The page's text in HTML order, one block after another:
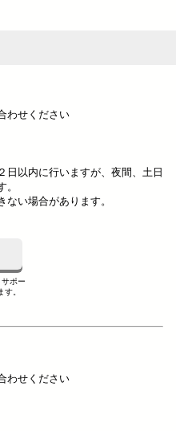
わせください
以内に行いますが、夜間、土日
い場合があります。
ポー
。
わせください